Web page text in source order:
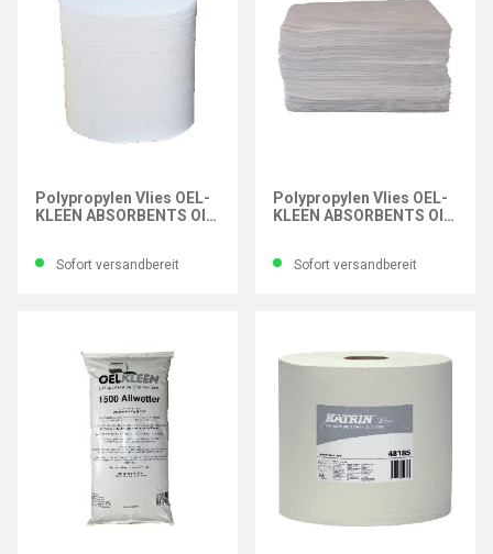
Polypropylen Vlies OEL-
KLEEN ABSORBENTS OIL
Sofort versandbereit
Polypropylen Vlies OEL-
KLEEN ABSORBENTS OIL
Sofort versandbereit